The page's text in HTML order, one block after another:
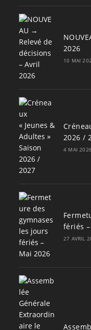
2026
10 MAI
2026 /
4 MAI 2026
fériés
27 AVRIL